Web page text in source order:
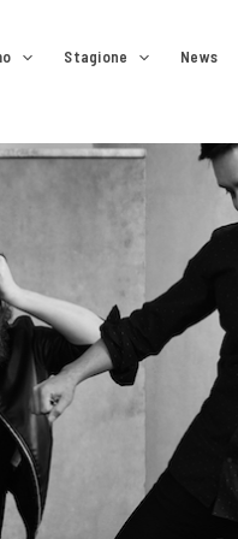
Stagione News